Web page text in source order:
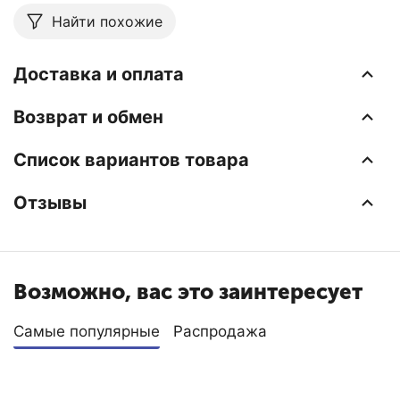
Найти похожие
Доставка и оплата
Возврат и обмен
Список вариантов товара
Отзывы
Возможно, вас это заинтересует
Самые популярные Распродажа